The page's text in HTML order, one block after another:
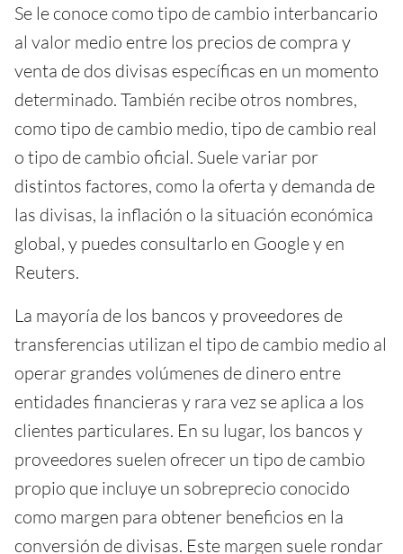
Se le conoce como tipo de cambio interbancario
al valor medio entre los precios de compra y
venta de dos divisas específicas en un momento
determinado. También recibe otros nombres,
como tipo de cambio medio, tipo de cambio real
o tipo de cambio oficial. Suele variar por
distintos factores, como la oferta y demanda de
las divisas, la inflación o la situación económica
global, y puedes consultarlo en Google y en
Reuters.
La mayoría de los bancos y proveedores de
transferencias utilizan el tipo de cambio medio al
operar grandes volúmenes de dinero entre
entidades financieras y rara vez se aplica a los
clientes particulares. En su lugar, los bancos y
proveedores suelen ofrecer un tipo de cambio
propio que incluye un sobreprecio conocido
como margen para obtener beneficios en la
conversión de divisas. Este margen suele rondar